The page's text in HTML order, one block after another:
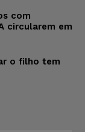
com
circularem em
o filho tem